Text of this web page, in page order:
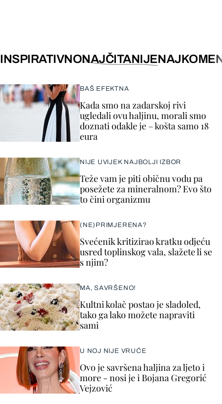
INSPIRATIVNONAJČITANIJE
BAŠ EFEKTNA
Kada smo na zadarskoj rivi
ugledali ovu haljinu, morali smo
doznati odakle je – košta samo 18
eura
NIJE UVIJEK NAJBOLJI IZBOR
Teže vam je piti običnu vodu pa
posežete za mineralnom? Evo što
to čini organizmu
(NE)PRIMJERENA?
Svećenik kritizirao kratku odjeću
usred toplinskog vala, slažete li se
s njim?
MA, SAVRŠENO!
Kultni kolač postao je sladoled,
tako ga lako možete napraviti
sami
U NOJ NIJE VRUĆE
Ovo je savršena haljina za ljeto i
more - nosi je i Bojana Gregorić
Vejzović